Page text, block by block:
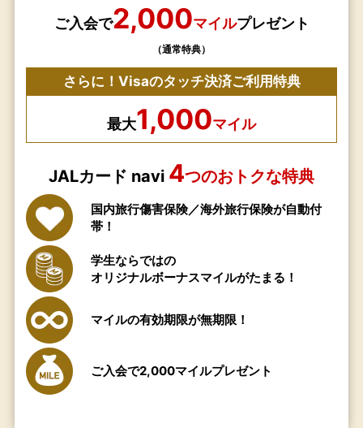
ご入会で2,000マイルプレゼント
（通常特典）
さらに！Visaのタッチ決済ご利用特典
最大1,000マイル
JALカード navi 4つのおトクな特典
国内旅行傷害保険／海外旅行保険が自動付
帯！
学生ならではの
オリジナルボーナスマイルがたまる！
マイルの有効期限が無期限！
ご入会で2,000マイルプレゼント